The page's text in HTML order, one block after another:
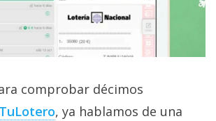
comprobar décimos
TuLotero, ya hablamos de una